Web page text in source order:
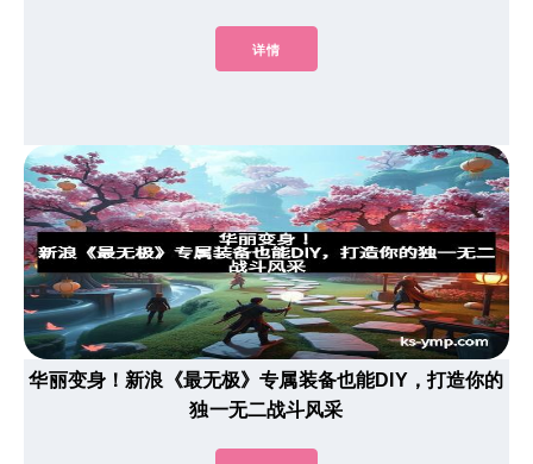
详情
华丽变身！新浪《最无极》专属装备也能DIY，打造你的
独一无二战斗风采